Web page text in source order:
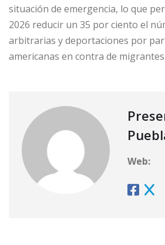
situación de emergencia, lo que
2026 reducir un 35 por ciento el
arbitrarias y deportaciones por
americanas en contra de
Web: